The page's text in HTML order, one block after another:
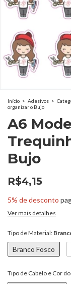
Início > Adesivos >
organizar o Bujo
A6
Bujo
R$4,15
5% de desconto
Ver mais detalhes
Tipo de Material:
Branco Fosco
Tipo de Cabelo e Cor